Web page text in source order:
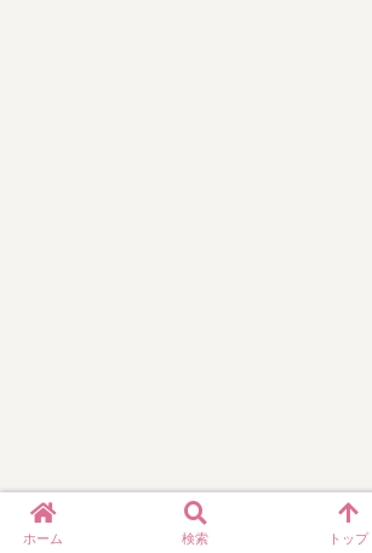
ホーム 検索 トップ